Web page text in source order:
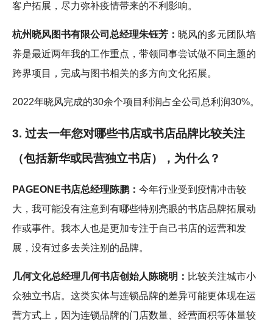
客户拓展，尽力弥补疫情带来的不利影响。
杭州晓风图书有限公司总经理朱钰芳： 晓风的多元团队培
养是最近两年我的工作重点，带领同事尝试做不同主题的
跨界项目，完成与图书相关的多方向文化拓展。
2022年晓风完成的30余个项目利润占全公司总利润30%。
3. 过去一年您对哪些书店或书店品牌比较关注
（包括新华或民营独立书店），为什么？
PAGEONE书店总经理陈鹏： 今年行业受到疫情冲击较
大，我可能没有注意到有哪些特别亮眼的书店品牌拓展动
作或事件。我本人也是更加专注于自己书店的运营和发
展，没有过多去关注别的品牌。
几何文化总经理几何书店创始人陈晓明： 比较关注城市小
众独立书店。这类实体与连锁品牌的差异可能更体现在运
营方式上，因为连锁品牌的门店数量、经营面积等体量较